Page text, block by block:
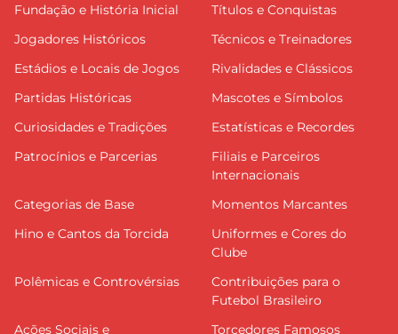
Fundação e História Inicial
Títulos e Conquistas
Jogadores Históricos
Técnicos e Treinadores
Estádios e Locais de Jogos
Rivalidades e Clássicos
Partidas Históricas
Mascotes e Símbolos
Curiosidades e Tradições
Estatísticas e Recordes
Patrocínios e Parcerias
Filiais e Parceiros
Internacionais
Categorias de Base
Momentos Marcantes
Hino e Cantos da Torcida
Uniformes e Cores do
Clube
Polêmicas e Controvérsias
Contribuições para o
Futebol Brasileiro
Ações Sociais e
Torcedores Famosos